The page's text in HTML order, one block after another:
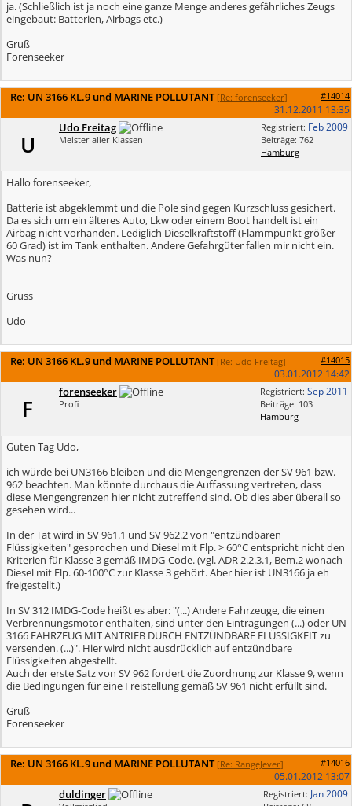
ja. (Schließlich ist ja noch eine ganze Menge anderes gefährliches Zeugs
eingebaut: Batterien, Airbags etc.)
Gruß
Forenseeker
Re: UN 3166 KL.9 und MARINE POLLUTANT [Re: forenseeker] #14014
31.12.2011 13:35
Registriert: Feb 2009
Beiträge: 762
Hamburg
U
Udo Freitag
Meister aller Klassen
Hallo forenseeker,
Batterie ist abgeklemmt und die Pole sind gegen Kurzschluss gesichert.
Da es sich um ein älteres Auto, Lkw oder einem Boot handelt ist ein
Airbag nicht vorhanden. Lediglich Dieselkraftstoff (Flammpunkt größer
60 Grad) ist im Tank enthalten. Andere Gefahrgüter fallen mir nicht ein.
Was nun?
Gruss
Udo
Re: UN 3166 KL.9 und MARINE POLLUTANT [Re: Udo Freitag] #14015
03.01.2012 14:42
Registriert: Sep 2011
Beiträge: 103
Hamburg
F
forenseeker
Profi
Guten Tag Udo,
ich würde bei UN3166 bleiben und die Mengengrenzen der SV 961 bzw.
962 beachten. Man könnte durchaus die Auffassung vertreten, dass
diese Mengengrenzen hier nicht zutreffend sind. Ob dies aber überall so
gesehen wird...
In der Tat wird in SV 961.1 und SV 962.2 von "entzündbaren
Flüssigkeiten" gesprochen und Diesel mit Flp. > 60°C entspricht nicht den
Kriterien für Klasse 3 gemäß IMDG-Code. (vgl. ADR 2.2.3.1, Bem.2 wonach
Diesel mit Flp. 60-100°C zur Klasse 3 gehört. Aber hier ist UN3166 ja eh
freigestellt.)
In SV 312 IMDG-Code heißt es aber: "(...) Andere Fahrzeuge, die einen
Verbrennungsmotor enthalten, sind unter den Eintragungen (...) oder UN
3166 FAHRZEUG MIT ANTRIEB DURCH ENTZÜNDBARE FLÜSSIGKEIT zu
versenden. (...)". Hier wird nicht ausdrücklich auf entzündbare
Flüssigkeiten abgestellt.
Auch der erste Satz von SV 962 fordert die Zuordnung zur Klasse 9, wenn
die Bedingungen für eine Freistellung gemäß SV 961 nicht erfüllt sind.
Gruß
Forenseeker
Re: UN 3166 KL.9 und MARINE POLLUTANT [Re: RangeJever] #14016
05.01.2012 13:07
Registriert: Jan 2009
duldinger